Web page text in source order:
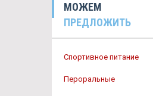
МОЖЕМ
ПРЕДЛОЖИТЬ
Спортивное питание
Пероральные